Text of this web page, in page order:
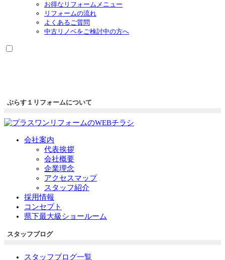
お得なリフォームメニュー
リフォームの流れ
よくあるご質問
中古リノベをご検討中の方へ
ぷらす１リフォームについて
会社案内
代表挨拶
会社概要
企業理念
アクセスマップ
スタッフ紹介
採用情報
コンセプト
県下最大級ショールーム
スタッフブログ
スタッフブログ一覧